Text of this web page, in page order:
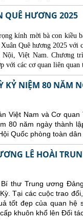
QUÊ HƯƠNG 2025
kính mời bà con kiều
Quê hương 2025 với
Việt Nam. Chương
với các cơ quan liên quan
KỶ NIỆM 80 NĂM
Việt Nam và Cơ quan
80 năm ngày thành
Quốc phòng toàn
LÊ HOÀI
thư Trung ương
Tại các cuộc trao
tốt đẹp của quan hệ
khuôn khổ lên Đối